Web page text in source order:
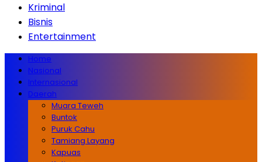
Kriminal
Bisnis
Entertainment
Home
Nasional
Internasional
Daerah
Muara Teweh
Buntok
Puruk Cahu
Tamiang Layang
Kapuas